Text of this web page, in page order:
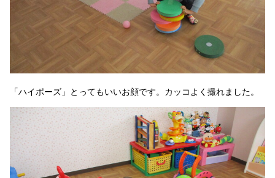
「ハイポーズ」とってもいいお顔です。カッコよく撮れました。